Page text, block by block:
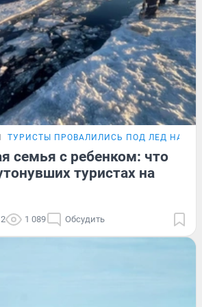
ТУРИСТЫ ПРОВАЛИЛИСЬ ПОД ЛЕД НА
семья с ребенком: что
туристах на
1 089 Обсудить